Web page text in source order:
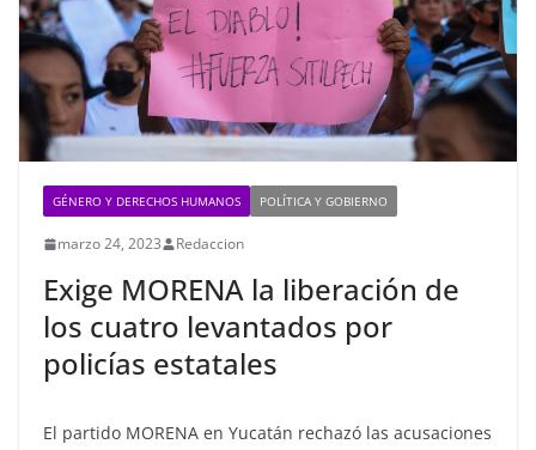
GÉNERO Y DERECHOS HUMANOS POLÍTICA Y GOBIERNO
marzo 24, 2023 Redaccion
Exige MORENA la liberación de
los cuatro levantados por
policías estatales
El partido MORENA en Yucatán rechazó las acusaciones